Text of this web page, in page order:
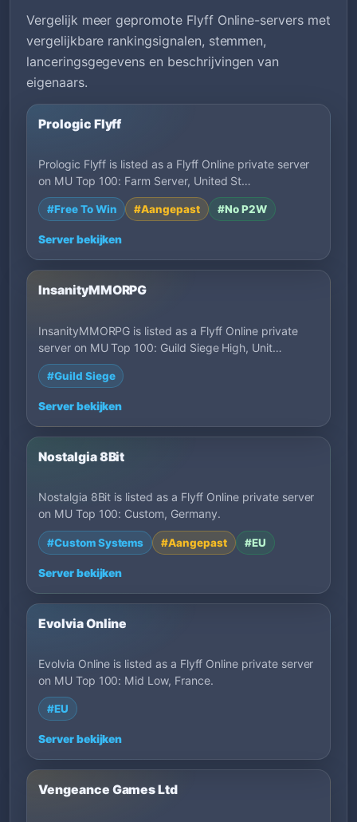
Vergelijk meer gepromote Flyff Online-servers met
vergelijkbare rankingsignalen, stemmen,
lanceringsgegevens en beschrijvingen van
eigenaars.
Prologic Flyff
Prologic Flyff is listed as a Flyff Online private server
on MU Top 100: Farm Server, United St…
#Free To Win #Aangepast #No P2W
Server bekijken
InsanityMMORPG
InsanityMMORPG is listed as a Flyff Online private
server on MU Top 100: Guild Siege High, Unit…
#Guild Siege
Server bekijken
Nostalgia 8Bit
Nostalgia 8Bit is listed as a Flyff Online private server
on MU Top 100: Custom, Germany.
#Custom Systems #Aangepast #EU
Server bekijken
Evolvia Online
Evolvia Online is listed as a Flyff Online private server
on MU Top 100: Mid Low, France.
#EU
Server bekijken
Vengeance Games Ltd